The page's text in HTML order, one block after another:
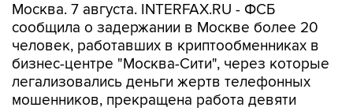
Москва. 7 августа. INTERFAX.RU - ФСБ
сообщила о задержании в Москве более 20
человек, работавших в криптообменниках в
бизнес-центре "Москва-Сити", через которые
легализовались деньги жертв телефонных
мошенников, прекращена работа девяти